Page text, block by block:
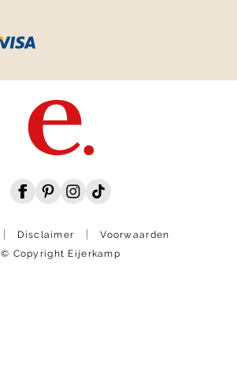
Disclaimer
Voorwaarden
© Copyright Eijerkamp